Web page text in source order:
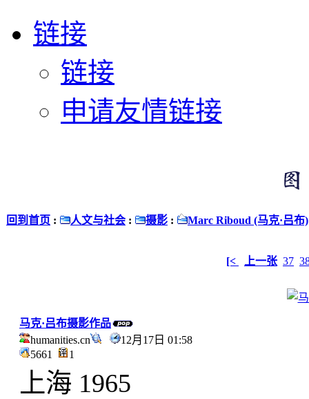
链接
链接
申请友情链接
回到首页 : 人文与社会 : 摄影 : Marc Riboud (马克·吕布)
[< 上一张 37
马克·吕布摄影作品
humanities.cn
12月17日 01:58
5661
1
上海 1965